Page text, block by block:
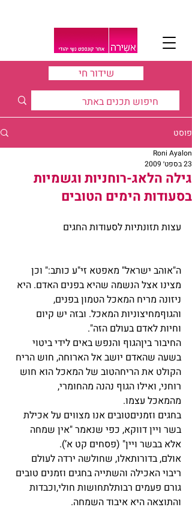
שידור חי
פוסט
גילה הלאג-רוחניות וגשמיות
בסעודות הימים הטובים
Roni Ayalon
23 בספט׳ 2009
עצות תזונתיות לסעודות החגים
ה"אוהב ישראל" מאפטא זי"ע כותב:" וכן
מצינו אצל הנשמה שהיא בפנים האדם. היא
ניזונה מריח המאכל הטמון בפנים,
והגוףמחיצוניות המאכל. ובזה יש קיום
וחיות לאדם בעולם הזה".
החיבור ביןהגוף והנפש באים לידי ביטוי
בשעה שהאדם יושב אל הארוחה, חוש הריח
הקולט את הריחהטוב של המאכל הוא חוש
רוחני, ואילו הגוף נהנה מהחומרי,
מהמאכל עצמו.
בחגים וזמניםטובים אנו מצווים על אכילת
בשר ויין דווקא, כפי שנאמר "אין שמחה
אלא בבשר ויין" (פסחים קט א’).
אולם, בדורותאלו, שחולשה ירדה לעולם
ריבוי האכילה והשתייה בחגים וזמנים טובים
גורם פעמים רבותלתחושות חולי,וכבדות
והתוצאה היא איבוד השמחה.